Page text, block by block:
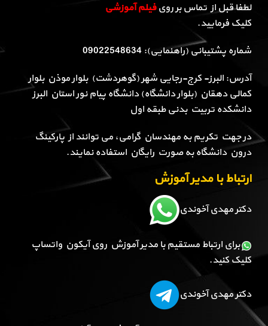
لطفا قبل از تماس بر رویفیلم آموزشی
کلیک فرمایید.
شماره پشتیبانی (راهنمایی): 09022548634
آدرس: البرز- کرج-رجایی شهر (گوهردشت) بلوار موذن بلوار
کمالی دهقان (بلوار دانشگاه) دانشگاه پیام نور استان البرز
دانشکده تربیت بدنی طبقه اول
در جهت تکریم به مهندسان گرامی، می توانند از پارکینگ
درون دانشگاه به صورت رایگان استفاده نمایند.
ارتباط با مدیر آموزش
دکتر مهدی آخوندی
برای ارتباط مستقیم با مدیر آموزش روی آیکون واتساپ
کلیک کنید.
دکتر مهدی آخوندی